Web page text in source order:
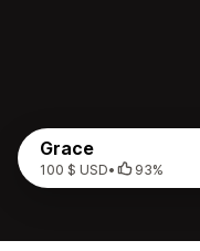
Grace
100 $ USD• 93%